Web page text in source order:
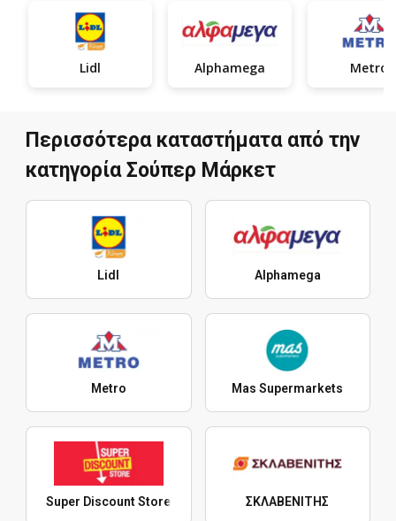
Lidl Alphamega Metro
Περισσότερα καταστήματα από την
κατηγορία Σούπερ Μάρκετ
Lidl Alphamega
Metro Mas Supermarkets
Super Discount Store ΣΚΛΑΒΕΝΙΤΗΣ